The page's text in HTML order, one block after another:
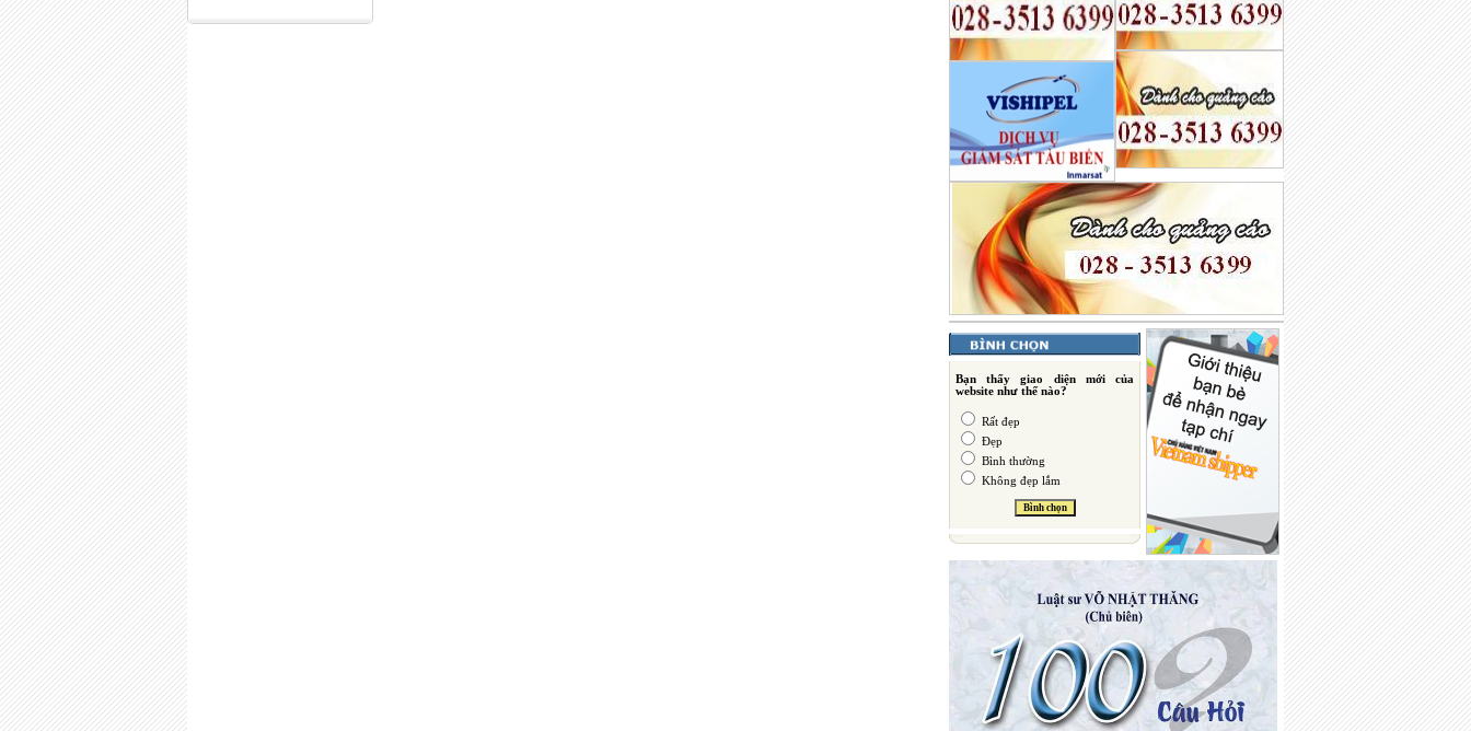
Bạn thấy giao diện mới của
website như thế nào?
Rất đẹp
Đẹp
Bình thường
Không đẹp lắm